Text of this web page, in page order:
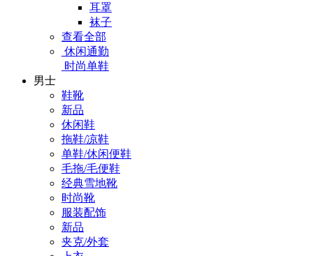
耳罩
袜子
查看全部
休闲通勤
时尚单鞋
男士
鞋靴
新品
休闲鞋
拖鞋/凉鞋
单鞋/休闲便鞋
毛拖/毛便鞋
经典雪地靴
时尚靴
服装配饰
新品
夹克/外套